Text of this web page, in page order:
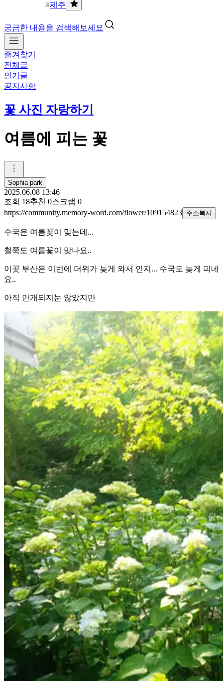
제주
궁금한 내용을 검색해보세요
즐겨찾기
전체글
인기글
공지사항
꽃 사진 자랑하기
여름에 피는 꽃
Sophia park
2025.06.08 13:46
조회 18추천 0스크랩 0
https://community.memory-word.com/flower/109154823 주소복사
수국은 여름꽃이 맞는데...
철쭉도 여름꽃이 맞나요..
이곳 부산은 이번에 더위가 늦게 와서 인지... 수국도 늦게 피네
요..
아직 만개되지눈 않았지만